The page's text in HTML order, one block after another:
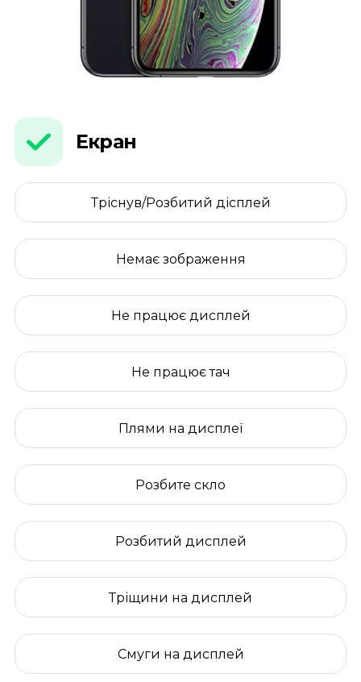
Екран
Тріснув/Розбитий дісплей
Немає зображення
Не працює дисплей
Не працює тач
Плями на дисплеї
Розбите скло
Розбитий дисплей
Тріщини на дисплей
Смуги на дисплей